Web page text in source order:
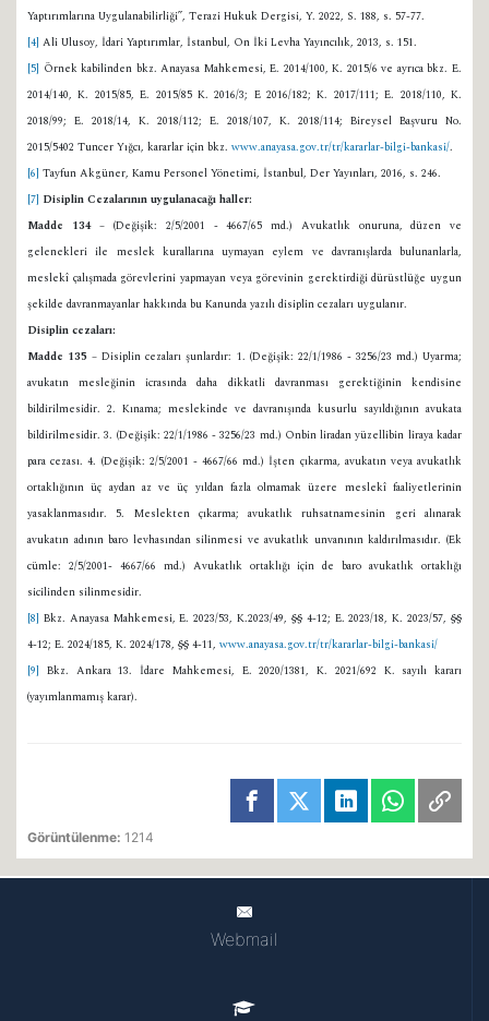
Yaptırımlarına Uygulanabilirliği”, Terazi Hukuk Dergisi, Y. 2022, S. 188, s. 57-77.
[4] Ali Ulusoy, İdari Yaptırımlar, İstanbul, On İki Levha Yayıncılık, 2013, s. 151.
[5] Örnek kabilinden bkz. Anayasa Mahkemesi, E. 2014/100, K. 2015/6 ve ayrıca bkz. E.
2014/140, K. 2015/85, E. 2015/85 K. 2016/3; E 2016/182; K. 2017/111; E. 2018/110, K.
2018/99; E. 2018/14, K. 2018/112; E. 2018/107, K. 2018/114; Bireysel Başvuru No.
2015/5402 Tuncer Yığcı, kararlar için bkz. www.anayasa.gov.tr/tr/kararlar-bilgi-bankasi/.
[6] Tayfun Akgüner, Kamu Personel Yönetimi, İstanbul, Der Yayınları, 2016, s. 246.
[7] Disiplin Cezalarının uygulanacağı haller:
Madde 134– (Değişik: 2/5/2001 - 4667/65 md.) Avukatlık onuruna, düzen ve
gelenekleri ile meslek kurallarına uymayan eylem ve davranışlarda bulunanlarla,
meslekî çalışmada görevlerini yapmayan veya görevinin gerektirdiği dürüstlüğe uygun
şekilde davranmayanlar hakkında bu Kanunda yazılı disiplin cezaları uygulanır.
Disiplin cezaları:
Madde 135 – Disiplin cezaları şunlardır: 1. (Değişik: 22/1/1986 - 3256/23 md.) Uyarma;
avukatın mesleğinin icrasında daha dikkatli davranması gerektiğinin kendisine
bildirilmesidir. 2. Kınama; meslekinde ve davranışında kusurlu sayıldığının avukata
bildirilmesidir. 3. (Değişik: 22/1/1986 - 3256/23 md.) Onbin liradan yüzellibin liraya kadar
para cezası. 4. (Değişik: 2/5/2001 - 4667/66 md.) İşten çıkarma, avukatın veya avukatlık
ortaklığının üç aydan az ve üç yıldan fazla olmamak üzere meslekî faaliyetlerinin
yasaklanmasıdır. 5. Meslekten çıkarma; avukatlık ruhsatnamesinin geri alınarak
avukatın adının baro levhasından silinmesi ve avukatlık unvanının kaldırılmasıdır. (Ek
cümle: 2/5/2001- 4667/66 md.) Avukatlık ortaklığı için de baro avukatlık ortaklığı
sicilinden silinmesidir.
[8] Bkz. Anayasa Mahkemesi, E. 2023/53, K.2023/49, §§ 4-12; E. 2023/18, K. 2023/57, §§
4-12; E. 2024/185, K. 2024/178, §§ 4-11, www.anayasa.gov.tr/tr/kararlar-bilgi-bankasi/
[9] Bkz. Ankara 13. İdare Mahkemesi, E. 2020/1381, K. 2021/692 K. sayılı kararı
(yayımlanmamış karar).
Görüntülenme: 1214
Webmail